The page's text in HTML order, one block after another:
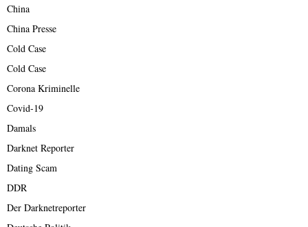
China
China Presse
Cold Case
Cold Case
Corona Kriminelle
Covid-19
Damals
Darknet Reporter
Dating Scam
DDR
Der Darknetreporter